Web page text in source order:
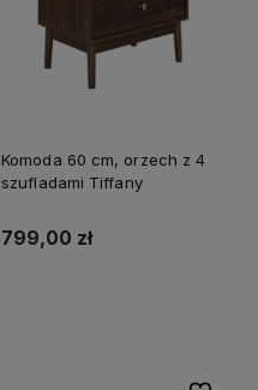
Komoda 60 cm, orzech z 4
szufladami Tiffany
799,00 zł